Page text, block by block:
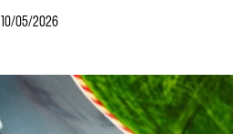
10/05/2026